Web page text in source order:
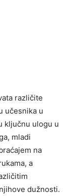
različite
učesnika u
ključnu ulogu u
mladi
na
a
dužnosti.